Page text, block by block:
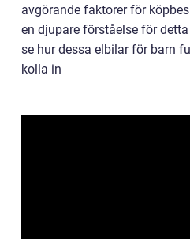
avgörande faktorer för
en djupare förståelse för
se hur dessa elbilar för barn
kolla in